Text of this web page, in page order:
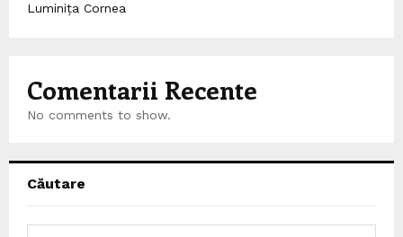
Luminița Cornea
Comentarii Recente
No comments to show.
Căutare